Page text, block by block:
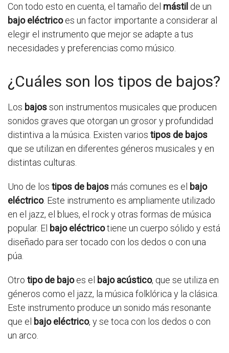
Con todo esto en cuenta, el tamaño del mástil de un
bajo eléctricoes un factor importante a considerar al
elegir el instrumento que mejor se adapte a tus
necesidades y preferencias como músico.
¿Cuáles son los tipos de bajos?
Los bajosson instrumentos musicales que producen
sonidos graves que otorgan un grosor y profundidad
distintiva a la música. Existen varios tipos de bajos
que se utilizan en diferentes géneros musicales y en
distintas culturas.
Uno de los tipos de bajosmás comunes es el bajo
eléctrico. Este instrumento es ampliamente utilizado
en el jazz, el blues, el rock y otras formas de música
popular. El bajo eléctricotiene un cuerpo sólido y está
diseñado para ser tocado con los dedos o con una
púa.
Otro tipo de bajoes el bajo acústico, que se utiliza en
géneros como el jazz, la música folklórica y la clásica.
Este instrumento produce un sonido más resonante
que el bajo eléctrico, y se toca con los dedos o con
un arco.